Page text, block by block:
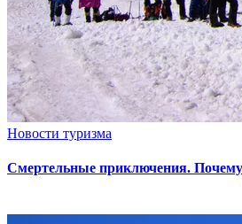
Новости туризма
Смертельные приключения. Почему